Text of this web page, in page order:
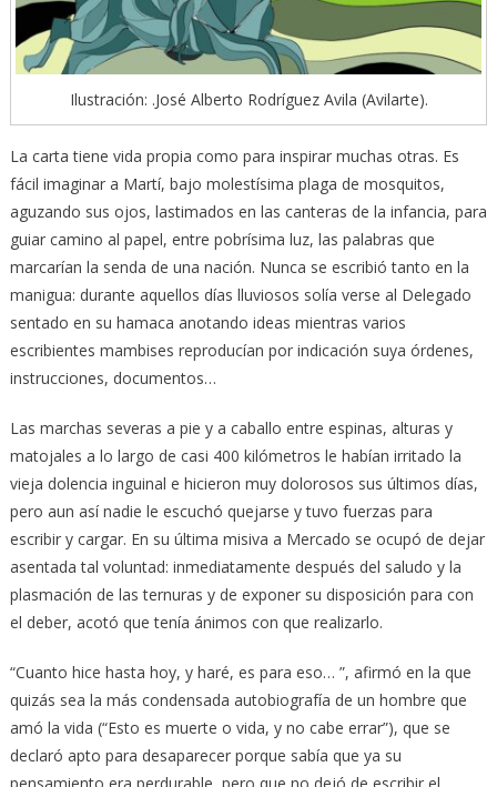
Ilustración: .José Alberto Rodríguez Avila (Avilarte).
La carta tiene vida propia como para inspirar muchas otras. Es
fácil imaginar a Martí, bajo molestísima plaga de mosquitos,
aguzando sus ojos, lastimados en las canteras de la infancia, para
guiar camino al papel, entre pobrísima luz, las palabras que
marcarían la senda de una nación. Nunca se escribió tanto en la
manigua: durante aquellos días lluviosos solía verse al Delegado
sentado en su hamaca anotando ideas mientras varios
escribientes mambises reproducían por indicación suya órdenes,
instrucciones, documentos…
Las marchas severas a pie y a caballo entre espinas, alturas y
matojales a lo largo de casi 400 kilómetros le habían irritado la
vieja dolencia inguinal e hicieron muy dolorosos sus últimos días,
pero aun así nadie le escuchó quejarse y tuvo fuerzas para
escribir y cargar. En su última misiva a Mercado se ocupó de dejar
asentada tal voluntad: inmediatamente después del saludo y la
plasmación de las ternuras y de exponer su disposición para con
el deber, acotó que tenía ánimos con que realizarlo.
“Cuanto hice hasta hoy, y haré, es para eso… ”, afirmó en la que
quizás sea la más condensada autobiografía de un hombre que
amó la vida (“Esto es muerte o vida, y no cabe errar”), que se
declaró apto para desaparecer porque sabía que ya su
pensamiento era perdurable, pero que no dejó de escribir el